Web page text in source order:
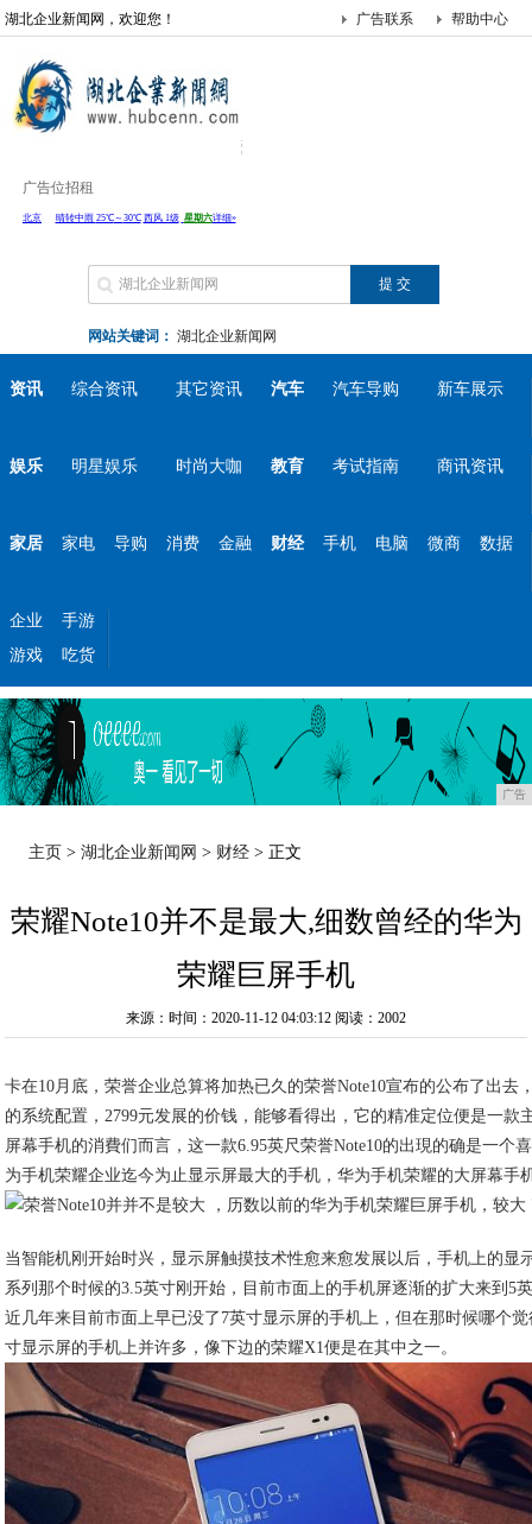
湖北企业新闻网，欢迎您！ 帮助中心
广告联系
广告位招租
网站关键词： 湖北企业新闻网
资讯 综合资讯 其它资讯 汽车 汽车导购 新车展示
娱乐 明星娱乐 时尚大咖 教育 考试指南 商讯资讯
家居 家电 导购 消费 金融 财经 手机 电脑 微商 数据
企业
手游
游戏
吃货
广告
主页 >湖北企业新闻网 > 财经 > 正文
荣耀Note10并不是最大,细数曾经的华为
荣耀巨屏手机
来源：时间：2020-11-12 04:03:12 阅读：2002
卡在10月底，荣誉企业总算将加热已久的荣誉Note10宣布的公布了出去
的系统配置，2799元发展的价钱，能够看得出，它的精准定位便是一款
屏幕手机的消費们而言，这一款6.95英尺荣誉Note10的出現的确是一个
为手机荣耀企业迄今为止显示屏最大的手机，华为手机荣耀的大屏幕手
当智能机刚开始时兴，显示屏触摸技术性愈来愈发展以后，手机上的显
系列那个时候的3.5英寸刚开始，目前市面上的手机屏逐渐的扩大来到5
近几年来目前市面上早已没了7英寸显示屏的手机上，但在那时候哪个
寸显示屏的手机上并许多，像下边的荣耀X1便是在其中之一。